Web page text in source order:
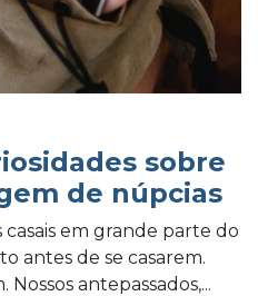
sobre
de núpcias
casais em grande parte do
antes de se casarem.
Nossos antepassados,...